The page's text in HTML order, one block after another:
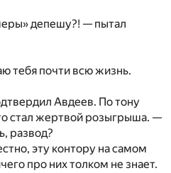
депешу?! — пытал
тебя почти всю жизнь.
Авдеев. По тону
стал жертвой розыгрыша. —
развод?
эту контору на самом
про них толком не знает.